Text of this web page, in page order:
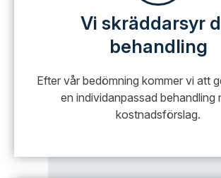
Vi skräddarsyr
behandling
Efter vår bedömning kommer vi att
en individanpassad behandling
kostnadsförslag.